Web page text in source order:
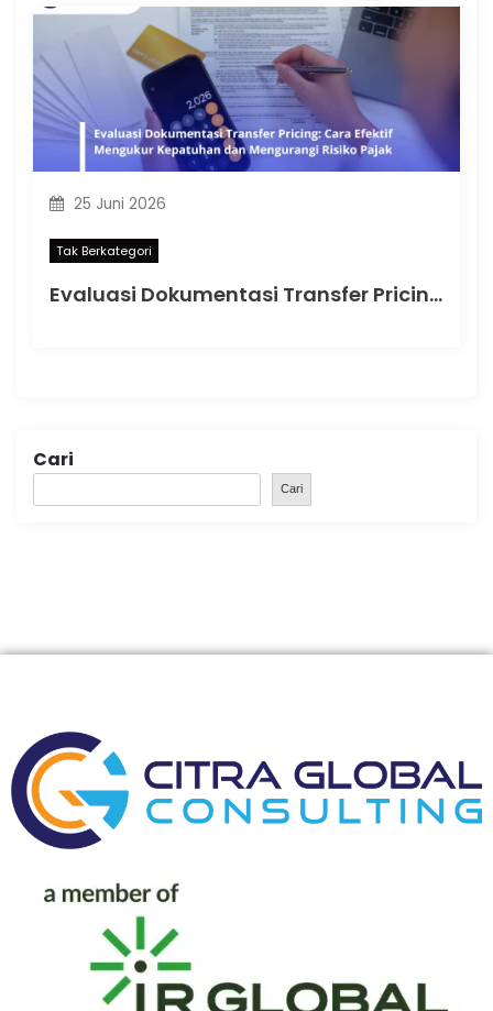
25 Juni 2026
Tak Berkategori
Evaluasi Dokumentasi Transfer Pricing: Cara Efektif Mengukur Kepatuhan dan Mengurangi Risiko Pajak
Cari
Cari